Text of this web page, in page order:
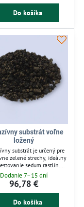
a optimálne
pre rast. Dodáva sa v 1
riešenia zelených striech.
Do košíka
substrát voľne
ložený
substrát je určený pre
zelené strechy, ideálny
sedum rastlín.
z rašeliny, kompostu,
kremičitého piesku a
ílu zabezpečuje
drenáž a stabilitu.
pre zakladanie a údržbu
Dodanie 7–15 dní
96,78 €
Do košíka